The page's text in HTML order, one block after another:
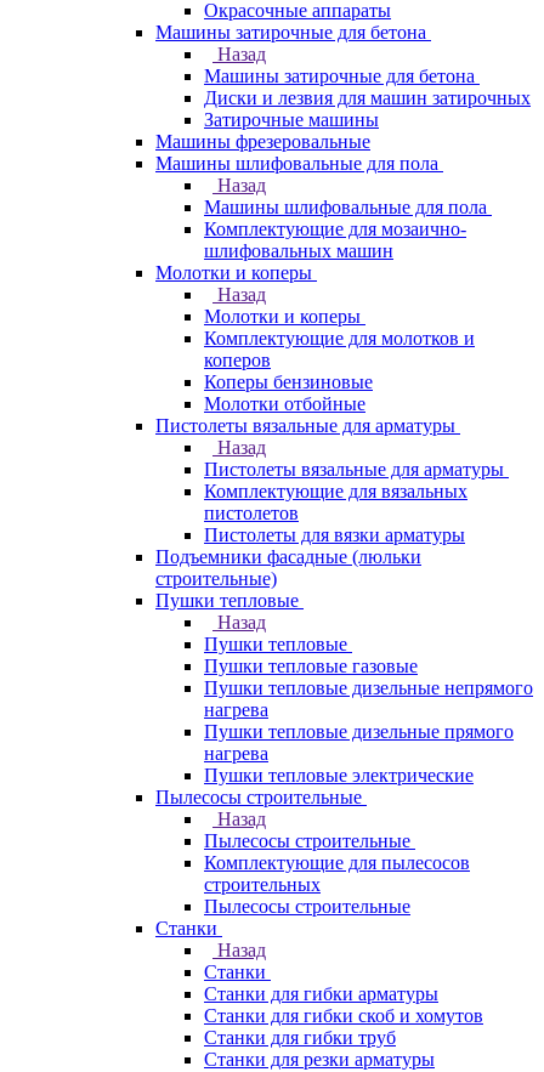
Окрасочные аппараты
Машины затирочные для бетона
Назад
Машины затирочные для бетона
Диски и лезвия для машин затирочных
Затирочные машины
Машины фрезеровальные
Машины шлифовальные для пола
Назад
Машины шлифовальные для пола
Комплектующие для мозаично-
шлифовальных машин
Молотки и коперы
Назад
Молотки и коперы
Комплектующие для молотков и
коперов
Коперы бензиновые
Молотки отбойные
Пистолеты вязальные для арматуры
Назад
Пистолеты вязальные для арматуры
Комплектующие для вязальных
пистолетов
Пистолеты для вязки арматуры
Подъемники фасадные (люльки
строительные)
Пушки тепловые
Назад
Пушки тепловые
Пушки тепловые газовые
Пушки тепловые дизельные непрямого
нагрева
Пушки тепловые дизельные прямого
нагрева
Пушки тепловые электрические
Пылесосы строительные
Назад
Пылесосы строительные
Комплектующие для пылесосов
строительных
Пылесосы строительные
Станки
Назад
Станки
Станки для гибки арматуры
Станки для гибки скоб и хомутов
Станки для гибки труб
Станки для резки арматуры